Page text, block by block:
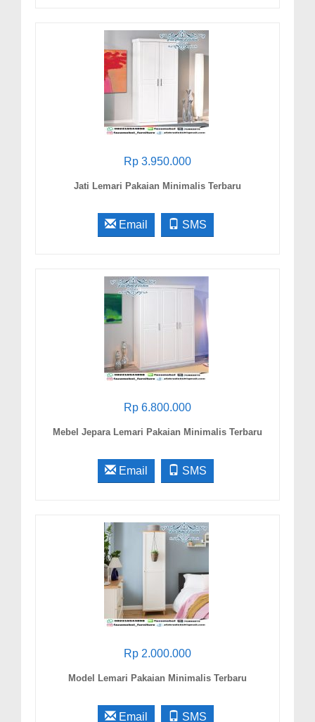
Rp 3.950.000
Jati Lemari Pakaian Minimalis Terbaru
Email SMS
Rp 6.800.000
Mebel Jepara Lemari Pakaian Minimalis Terbaru
Email SMS
Rp 2.000.000
Model Lemari Pakaian Minimalis Terbaru
Email SMS